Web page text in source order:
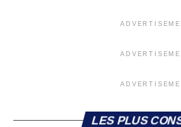
LES PLUS